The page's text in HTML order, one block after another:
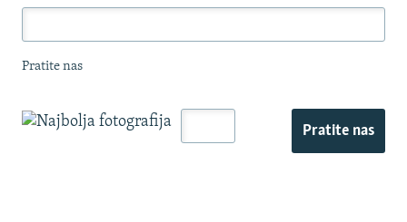
Pratite nas
Pratite nas